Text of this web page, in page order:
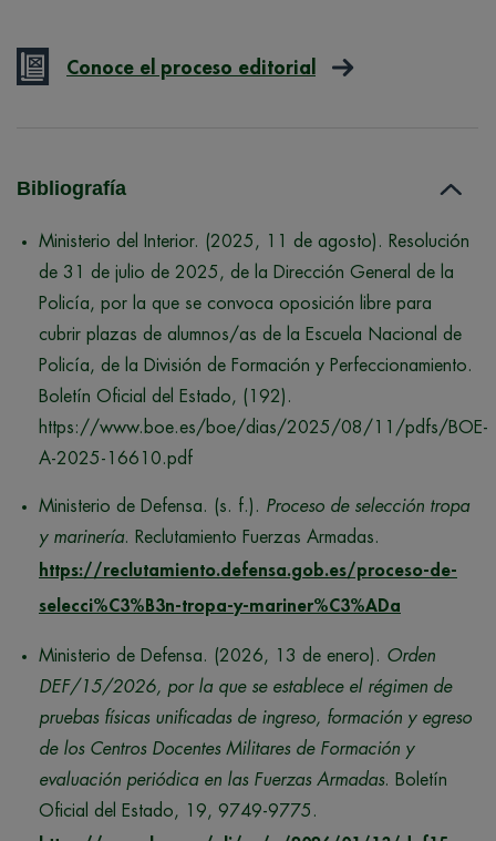
Conoce el proceso editorial
Bibliografía
Ministerio del Interior. (2025, 11 de agosto). Resolución
de 31 de julio de 2025, de la Dirección General de la
Policía, por la que se convoca oposición libre para
cubrir plazas de alumnos/as de la Escuela Nacional de
Policía, de la División de Formación y Perfeccionamiento.
Boletín Oficial del Estado, (192).
https://www.boe.es/boe/dias/2025/08/11/pdfs/BOE-
A-2025-16610.pdf
Ministerio de Defensa. (s. f.). Proceso de selección tropa
y marinería. Reclutamiento Fuerzas Armadas.
https://reclutamiento.defensa.gob.es/proceso-de-
selecci%C3%B3n-tropa-y-mariner%C3%ADa
Ministerio de Defensa. (2026, 13 de enero). Orden
DEF/15/2026, por la que se establece el régimen de
pruebas físicas unificadas de ingreso, formación y egreso
de los Centros Docentes Militares de Formación y
evaluación periódica en las Fuerzas Armadas. Boletín
Oficial del Estado, 19, 9749-9775.